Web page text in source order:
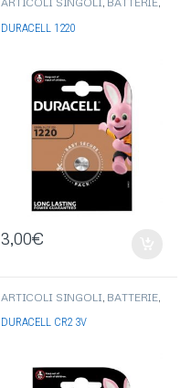
ACUSTICHE,BATTERIE
DURACELL
DURACELL 1220
3,00€
ARTICOLI SINGOLI BATTERIE
ACUSTICHE,BATTERIE
DURACELL
DURACELL CR2 3V